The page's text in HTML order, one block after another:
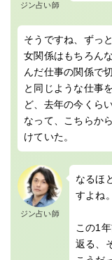
ジン占い師
そうですね、ずっ
女関係はもちろん
んだ仕事の関係で
と同じような仕事
ど、去年の今くら
なって、こちらか
けていた。
ジン占い師
なるほ
すよね。
この1
返る、